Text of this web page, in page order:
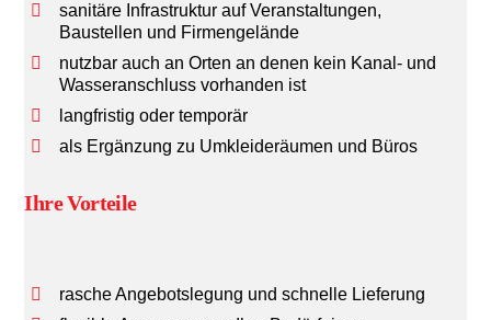
sanitäre Infrastruktur auf Veranstaltungen,
Baustellen und Firmengelände
nutzbar auch an Orten an denen kein Kanal- und
Wasseranschluss vorhanden ist
langfristig oder temporär
als Ergänzung zu Umkleideräumen und Büros
Ihre Vorteile
rasche Angebotslegung und schnelle Lieferung